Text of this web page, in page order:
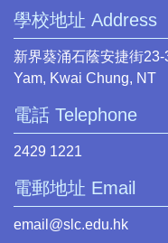
學校地址 Address
新界葵涌石蔭安捷街
Yam, Kwai Chung, NT
電話 Telephone
2429 1221
電郵地址 Email
email@slc.edu.hk